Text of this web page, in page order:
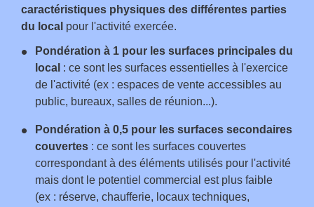
caractéristiques physiques des différentes parties
du local pour l'activité exercée.
Pondération à 1 pour les surfaces principales du
local : ce sont les surfaces essentielles à l'exercice
de l'activité (ex : espaces de vente accessibles au
public, bureaux, salles de réunion...).
Pondération à 0,5 pour les surfaces secondaires
couvertes : ce sont les surfaces couvertes
correspondant à des éléments utilisés pour l'activité
mais dont le potentiel commercial est plus faible
(ex : réserve, chaufferie, locaux techniques,